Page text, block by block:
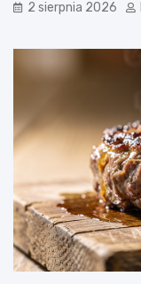
2 sierpnia 2026